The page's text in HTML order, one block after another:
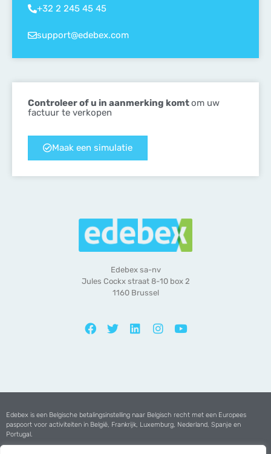
+32 2 245 45 45
support@edebex.com
Controleer of u in aanmerking komtom uw
factuur te verkopen
Maak een simulatie
Edebex sa-nv
Jules Cockx straat 8-10 box 2
1160 Brussel
Edebex is een Belgische betalingsinstelling naar Belgisch recht met een Europees
paspoort voor activiteiten in België, Frankrijk, Luxemburg, Nederland, Spanje en
Portugal.